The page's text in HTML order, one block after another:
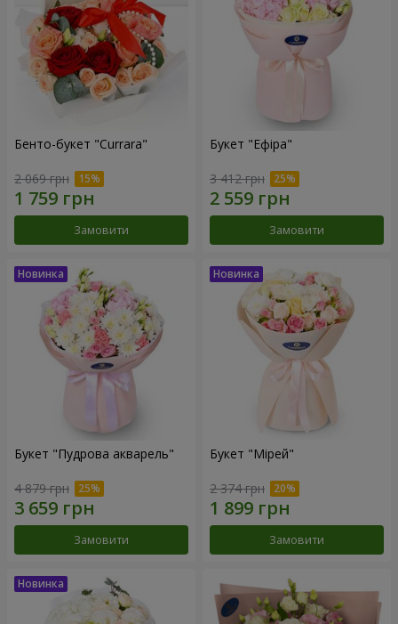
Бенто-букет "Currara"
2 069 грн
Замовити
Букет "Ефіра"
3 412 грн
Замовити
Букет "Пудрова акварель"
4 879 грн
Замовити
Букет "Мірей"
2 374 грн
Замовити